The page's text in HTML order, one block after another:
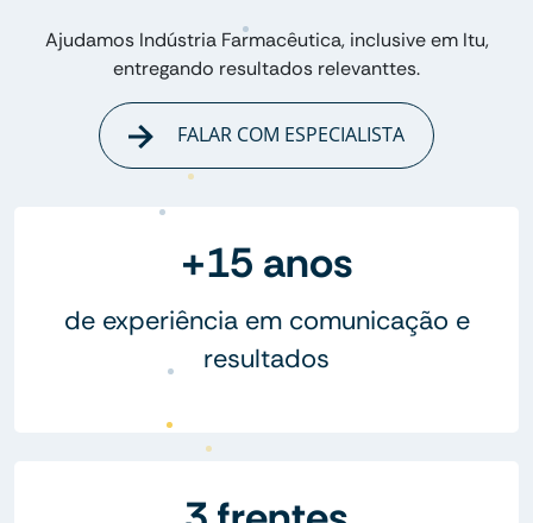
Ajudamos Indústria Farmacêutica, inclusive em Itu,
entregando resultados relevanttes.
FALAR COM ESPECIALISTA
+15 anos
de experiência em comunicação e
resultados